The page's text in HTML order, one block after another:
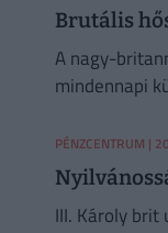
Brutális
A nagy-
mindennapi
PÉNZCENTRUM |
III. Károly